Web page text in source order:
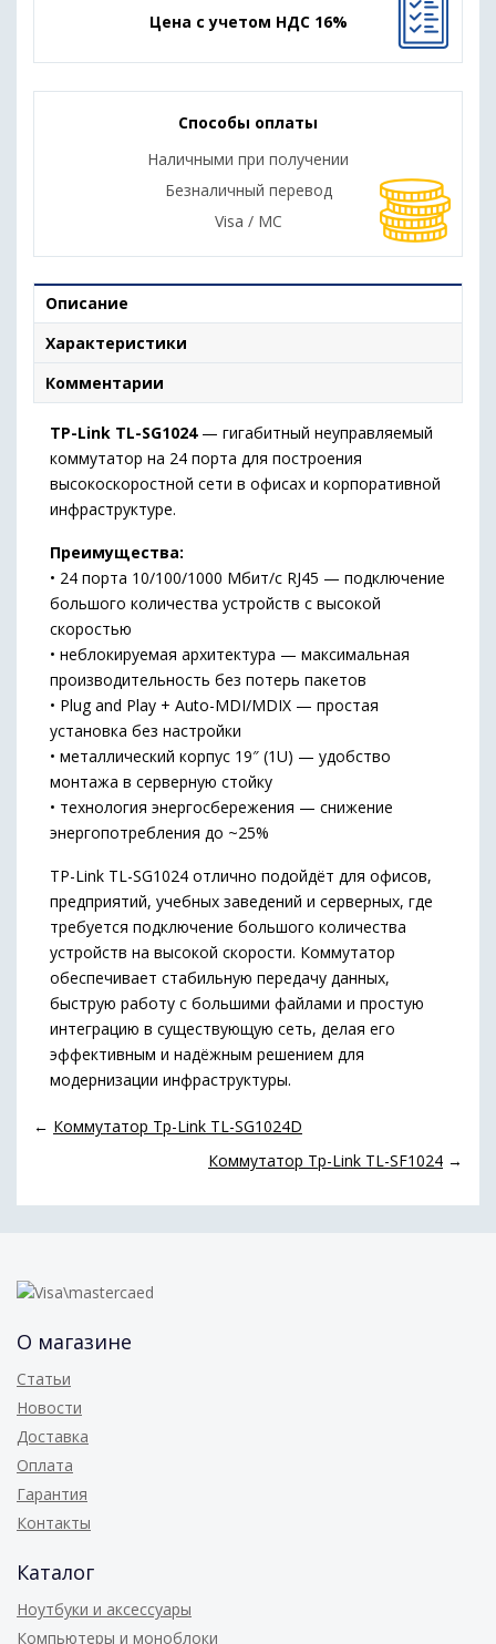
Цена с учетом НДС 16%
Способы оплаты
Наличными при получении
Безналичный перевод
Visa / MC
Описание
Характеристики
Комментарии
TP-Link TL-SG1024— гигабитный неуправляемый
коммутатор на 24 порта для построения
высокоскоростной сети в офисах и корпоративной
инфраструктуре.
Преимущества:
• 24 порта 10/100/1000 Мбит/с RJ45 — подключение
большого количества устройств с высокой
скоростью
• неблокируемая архитектура — максимальная
производительность без потерь пакетов
• Plug and Play + Auto-MDI/MDIX — простая
установка без настройки
• металлический корпус 19″ (1U) — удобство
монтажа в серверную стойку
• технология энергосбережения — снижение
энергопотребления до ~25%
TP-Link TL-SG1024 отлично подойдёт для офисов,
предприятий, учебных заведений и серверных, где
требуется подключение большого количества
устройств на высокой скорости. Коммутатор
обеспечивает стабильную передачу данных,
быструю работу с большими файлами и простую
интеграцию в существующую сеть, делая его
эффективным и надёжным решением для
модернизации инфраструктуры.
← Коммутатор Tp-Link TL-SG1024D
Коммутатор Tp-Link TL-SF1024 →
О магазине
Статьи
Новости
Доставка
Оплата
Гарантия
Контакты
Каталог
Ноутбуки и аксессуары
Компьютеры и моноблоки